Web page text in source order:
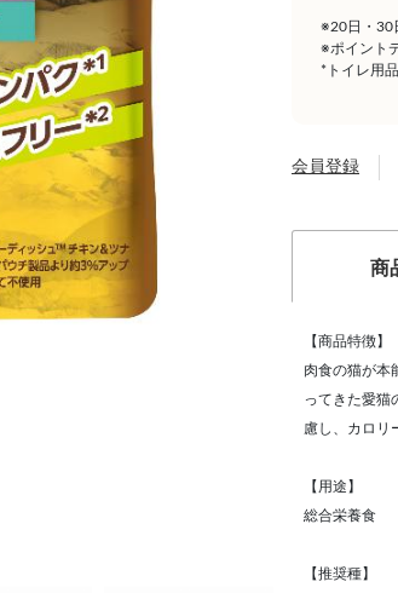
※20日・30
※ポイント
*トイレ用
会員登録
商
【商品特徴】
肉食の猫が本
ってきた愛猫
慮し、カロリ
【用途】
総合栄養食
【推奨種】